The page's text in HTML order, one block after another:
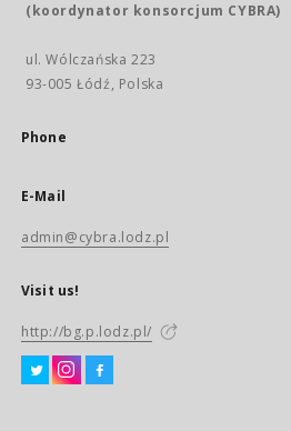
(koordynator konsorcjum CYBRA)
ul. Wólczańska 223
93-005 Łódź, Polska
Phone
E-Mail
admin@cybra.lodz.pl
Visit us!
http://bg.p.lodz.pl/